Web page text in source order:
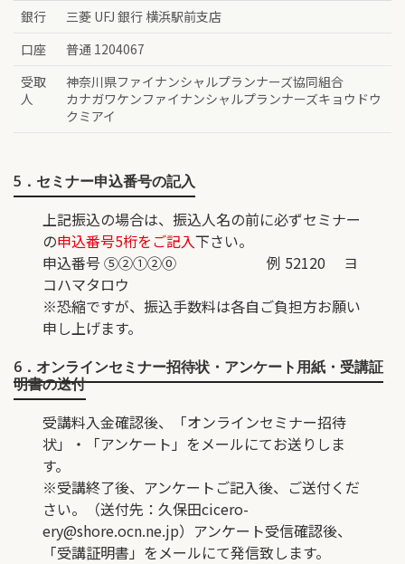
銀行
三菱 UFJ 銀行 横浜駅前支店
口座
普通 1204067
受取
人
神奈川県ファイナンシャルプランナーズ協同組合
カナガワケンファイナンシャルプランナーズキョウドウ
クミアイ
5．セミナー申込番号の記入
上記振込の場合は、振込人名の前に必ずセミナー
の申込番号5桁をご記入下さい。
申込番号 ⑤②①②⓪ 例 52120 ヨ
コハマタロウ
※恐縮ですが、振込手数料は各自ご負担方お願い
申し上げます。
6．オンラインセミナー招待状・アンケート用紙・受講証
明書の送付
受講料入金確認後、「オンラインセミナー招待
状」・「アンケート」をメールにてお送りしま
す。
※受講終了後、アンケートご記入後、ご送付くだ
さい。（送付先：久保田cicero-
ery@shore.ocn.ne.jp）アンケート受信確認後、
「受講証明書」をメールにて発信致します。